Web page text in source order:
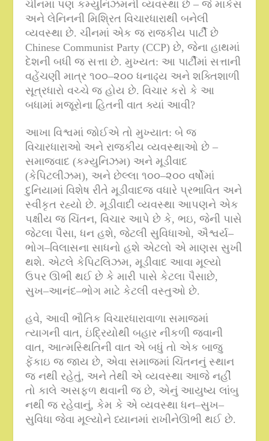
ચીનમાં પણ કમ્યુનિઝમની વ્યવસ્થા છે – જે માર્કસ
અને લેનિનની મિશ્રિત વિચારધારાથી બનેલી
વ્યવસ્થા છે. ચીનમાં એક જ રાજકીય પાર્ટી છે
Chinese Communist Party (CCP)છે,જેના હાથમાં
દેશની બધી જ સત્તા છે.મુખ્યત: આ પાર્ટીમાં સત્તાની
વહેંચણી માત્ર ૧૦૦–૨૦૦ ધનાઢ્ય અને શક્તિશાળી
સૂત્રધારો વચ્ચે જ હોય છે. વિચાર કરો કે આ
બધામાં મજૂરોના હિતની વાત ક્યાં આવી?
આખા વિશ્વમાં જોઈએ તો મુખ્યાત:બે જ
વિચારધારાઓ અને રાજકીય વ્યવસ્થાઓ છે –
સમાજવાદ (કમ્યુનિઝમ) અને મૂડીવાદ
(કેપિટલીઝમ), અને છેલ્લા ૧૦૦–૨૦૦ વર્ષોમાં
દુનિયામાં વિશેષ રીતે મૂડીવાદજ વધારે પ્રભાવિત અને
સ્વીકૃત રહ્યો છે.મૂડીવાદી વ્યવસ્થા આપણને એક
પક્ષીય જ ચિંતન, વિચાર આપે છે કે,ભઇ,જેની પાસે
જેટલા પૈસા,ધન હશે,જેટલી સુવિધાઓ, ઐશ્વર્ય–
ભોગ–વિલાસના સાધનો હશે એટલો એ માણસ સુખી
થશે. એટલે કેપિટલિઝમ,મૂડીવાદ આવા મૂલ્યો
ઉપર ઊભી થઈ છે કે મારી પાસે કેટલા પૈસાછે,
સુખ–આનંદ–ભોગ માટે કેટલી વસ્તુઓ છે.
હવે, આવી ભૌતિક વિચારધારાવાળા સમાજમાં
ત્યાગની વાત,ઇંદ્રિયોથી બહાર નીકળી જવાની
વાત, આત્મસ્થિતિની વાત એ બધું તો એક બાજુ
ફેંકાઇ જ જાય છે, એવા સમાજમાં ચિંતનનું સ્થાન
જ નથી રહેતું, અને તેથી એ વ્યવસ્થા આજે નહીં
તો કાલે અસફળ થવાની જ છે, એનું આયુષ્ય લાંબુ
નથી જ રહેવાનું,કેમ કે એ વ્યવસ્થા ધન–સુખ–
સુવિધા જેવા મૂલ્યોને ધ્યાનમાં રાખીનેઊભી થઈ છે.